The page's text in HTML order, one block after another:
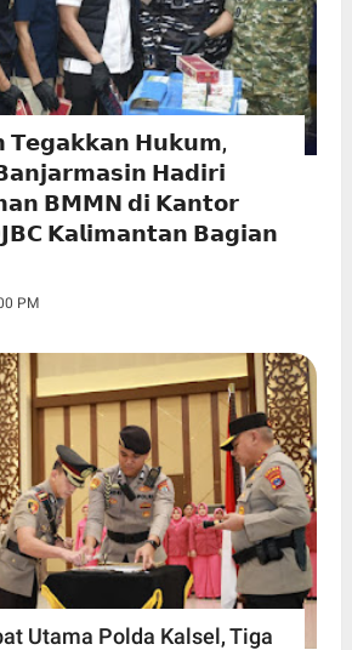
𝗧𝗲𝗴𝗮𝗸𝗸𝗮𝗻 𝗛𝘂𝗸𝘂𝗺,
𝗛𝗮𝗱𝗶𝗿𝗶
𝗕𝗠𝗠𝗡 𝗱𝗶 𝗞𝗮𝗻𝘁𝗼𝗿
𝗞𝗮𝗹𝗶𝗺𝗮𝗻𝘁𝗮𝗻 𝗕𝗮𝗴𝗶𝗮𝗻
PM
Utama Polda Kalsel, Tiga